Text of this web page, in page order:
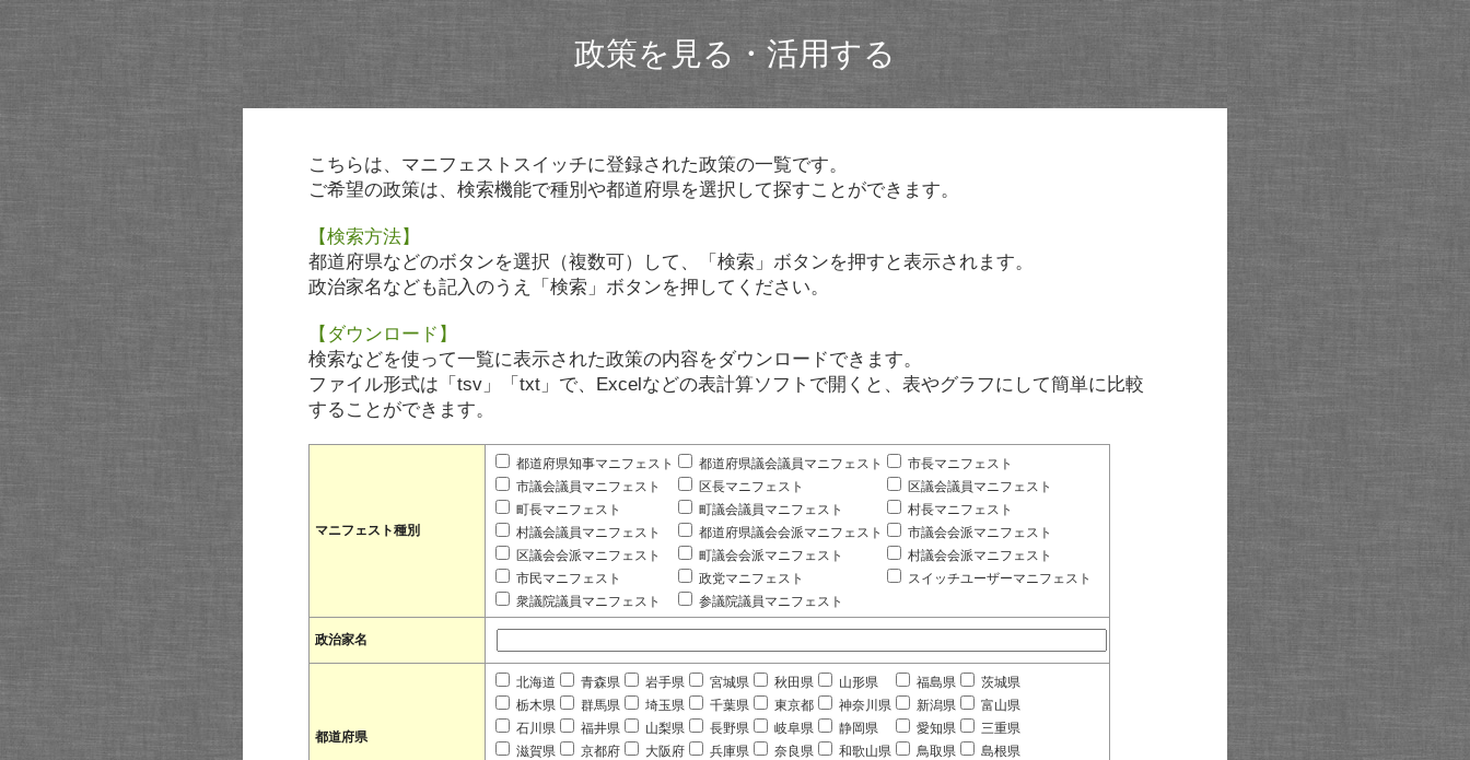
政策を見る・活用する
こちらは、マニフェストスイッチに登録された政策の一覧です。
ご希望の政策は、検索機能で種別や都道府県を選択して探すことができます。
【検索方法】
都道府県などのボタンを選択（複数可）して、「検索」ボタンを押すと表示されます。
政治家名なども記入のうえ「検索」ボタンを押してください。
【ダウンロード】
検索などを使って一覧に表示された政策の内容をダウンロードできます。
ファイル形式は「tsv」「txt」で、Excelなどの表計算ソフトで開くと、表やグラフにして簡単に比較
することができます。
マニフェスト種別
都道府県知事マニフェスト 都道府県議会議員マニフェスト
市長マニフェスト
市議会議員マニフェスト
区長マニフェスト
区議会議員マニフェスト
町長マニフェスト
町議会議員マニフェスト
村長マニフェスト
村議会議員マニフェスト
都道府県議会会派マニフェスト
市議会会派マニフェスト
区議会会派マニフェスト
町議会会派マニフェスト
村議会会派マニフェスト
市民マニフェスト
政党マニフェスト
スイッチユーザーマニフェスト
衆議院議員マニフェスト
参議院議員マニフェスト
政治家名
都道府県
北海道 青森県 岩手県 宮城県 秋田県 山形県 福島県
茨城県
栃木県
群馬県 埼玉県 千葉県 東京都 神奈川県 新潟県
富山県
石川県
福井県 山梨県 長野県 岐阜県 静岡県 愛知県
三重県
滋賀県
京都府 大阪府 兵庫県 奈良県 和歌山県 鳥取県
島根県